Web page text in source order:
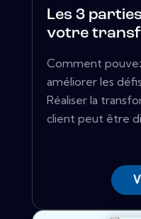
Les 3
votre
Comment
améliorer les
Réaliser la
client peut être